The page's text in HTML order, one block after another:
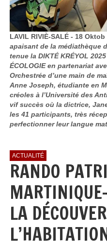
LAVIL RIVIÈ-SALÉ - 18 Oktob
apaisant de la médiathèque
tenue la DIKTÉ KRÉYOL
ÉCOLOGIE en partenariat
Orchestrée d’une main de
Anne Joseph, étudiante en
créoles à l’Université des
vif succès où la dictrice,
les 41 participants, très
perfectionner leur langue
ACTUALITÉ
RANDO
LA